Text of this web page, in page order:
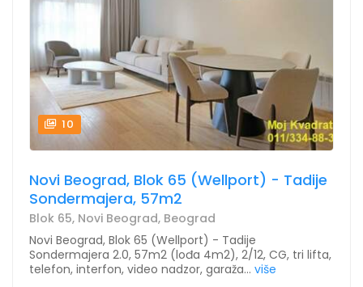
10
Novi Beograd, Blok 65 (Wellport) - Tadije
Sondermajera, 57m2
Blok 65, Novi Beograd, Beograd
Novi Beograd, Blok 65 (Wellport) - Tadije
Sondermajera 2.0, 57m2 (lođa 4m2), 2/12, CG, tri lifta,
telefon, interfon, video nadzor, garaža... više